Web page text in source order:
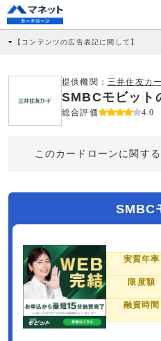
【コンテンツの広告表記に関して】
社に対して企業から紹介報酬が支払われる
商品を根拠なくPRするものではなく、当
どに基づき、公平性を担保した情報提供を
提供機関： 三井住友カ
SMBCモビット
総合評価 4.0
このカードローンに関す
SMBC
実質年率
限度額
融資時間